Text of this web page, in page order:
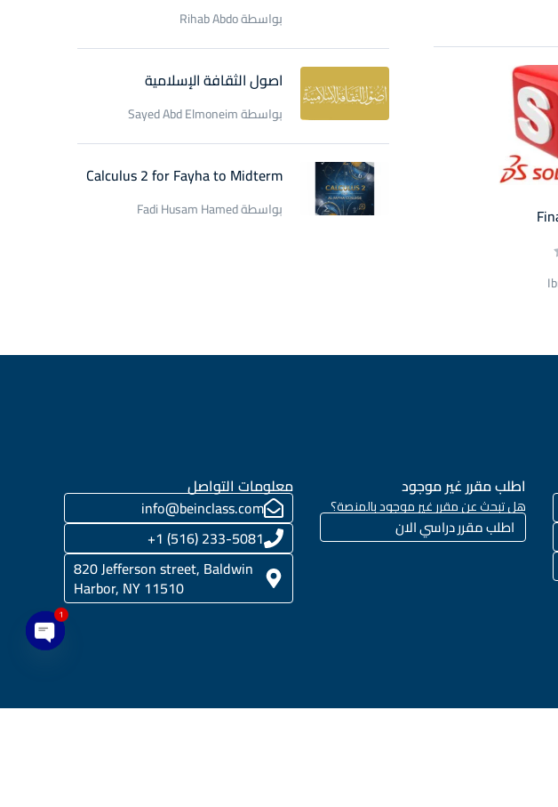
بواسطة Rihab Abdo
اصول الثقافة الإسلامية
بواسطة Sayed Abd Elmoneim
Calculus 2 for Fayha to Midterm
بواسطة Fadi Husam Hamed
اطلب مقرر غير موجود
هل تبحث عن مقرر غير موجود بالمنصة؟
اطلب مقرر دراسي الان
معلومات التواصل
info@beinclass.com
233-5081 (516) 1+
820 Jefferson street, Baldwin
Harbor, NY 11510
chaty
1